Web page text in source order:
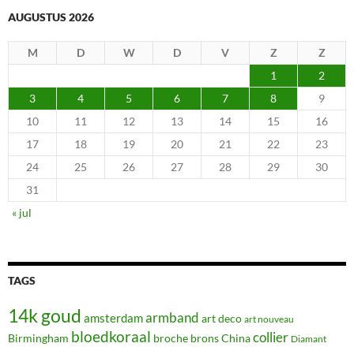
AUGUSTUS 2026
M D W D V Z
Z
1
2
3
4 5 6 7 8
9
10
11 12 13 14 15
16
17
18 19 20 21 22
23
24
25 26 27 28 29
30
31
« jul
TAGS
14k goud amsterdamarmband art deco art nouveau
Birmingham bloedkoraal broche bronsChinacollier Diamant